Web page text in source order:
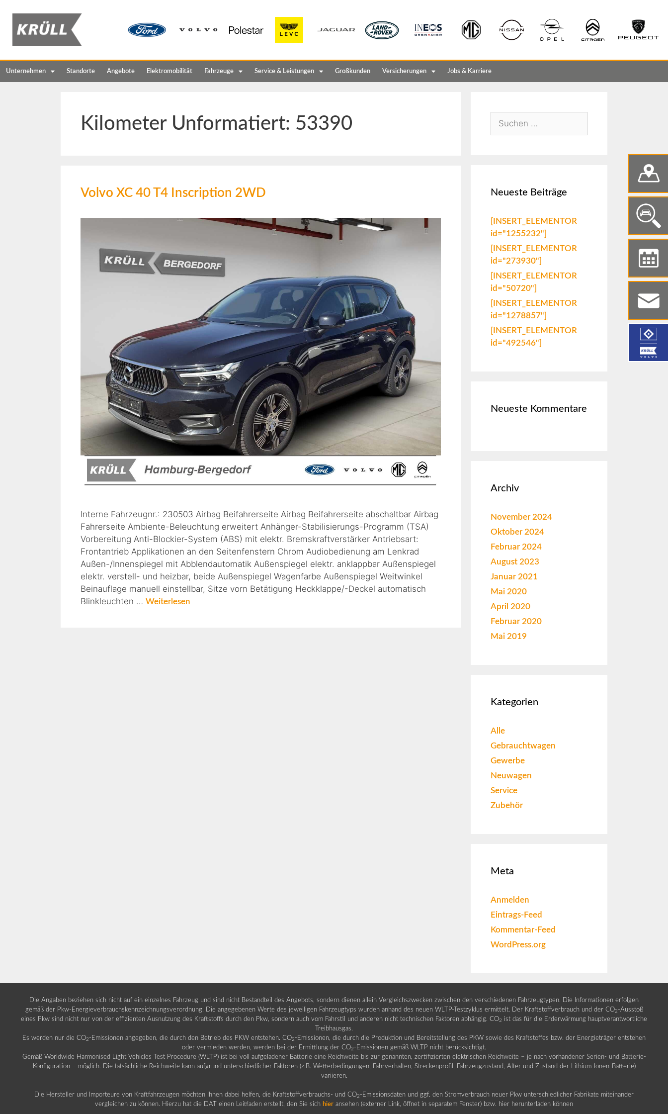
Unternehmen Standorte Angebote Elektromobilität Fahrzeuge Service & Leistungen Großkunden Versicherungen Jobs & Karriere
Kilometer Unformatiert: 53390
Volvo XC 40 T4 Inscription 2WD
Interne Fahrzeugnr.: 230503 Airbag Beifahrerseite Airbag Beifahrerseite abschaltbar Airbag
Fahrerseite Ambiente-Beleuchtung erweitert Anhänger-Stabilisierungs-Programm (TSA)
Vorbereitung Anti-Blockier-System (ABS) mit elektr. Bremskraftverstärker Antriebsart:
Frontantrieb Applikationen an den Seitenfenstern Chrom Audiobedienung am Lenkrad
Außen-/Innenspiegel mit Abblendautomatik Außenspiegel elektr. anklappbar Außenspiegel
elektr. verstell- und heizbar, beide Außenspiegel Wagenfarbe Außenspiegel Weitwinkel
Beinauflage manuell einstellbar, Sitze vorn Betätigung Heckklappe/-Deckel automatisch
Blinkleuchten … Weiterlesen
Neueste Beiträge
[INSERT_ELEMENTOR
id="1255232"]
[INSERT_ELEMENTOR
id="273930"]
[INSERT_ELEMENTOR
id="50720"]
[INSERT_ELEMENTOR
id="1278857"]
[INSERT_ELEMENTOR
id="492546"]
Neueste Kommentare
Archiv
November 2024
Oktober 2024
Februar 2024
August 2023
Januar 2021
Mai 2020
April 2020
Februar 2020
Mai 2019
Kategorien
Alle
Gebrauchtwagen
Gewerbe
Neuwagen
Service
Zubehör
Meta
Anmelden
Eintrags-Feed
Kommentar-Feed
WordPress.org
Die Angaben beziehen sich nicht auf ein einzelnes Fahrzeug und sind nicht Bestandteil des Angebots, sondern dienen allein Vergleichszwecken zwischen den verschiedenen Fahrzeugtypen. Die Informationen erfolgen
gemäß der Pkw-Energieverbrauchskennzeichnungsverordnung. Die angegebenen Werte des jeweiligen Fahrzeugtyps wurden anhand des neuen WLTP-Testzyklus ermittelt. Der Kraftstoffverbrauch und der CO2 -Ausstoß
eines Pkw sind nicht nur von der effizienten Ausnutzung des Kraftstoffs durch den Pkw, sondern auch vom Fahrstil und anderen nicht technischen Faktoren abhängig. CO2 ist das für die Erderwärmung hauptverantwortliche
Treibhausgas.
Es werden nur die CO2 -Emissionen angegeben, die durch den Betrieb des PKW entstehen. CO2 -Emissionen, die durch die Produktion und Bereitstellung des PKW sowie des Kraftstoffes bzw. der Energieträger entstehen
oder vermieden werden, werden bei der Ermittlung der CO2 -Emissionen gemäß WLTP nicht berücksichtigt.
Gemäß Worldwide Harmonised Light Vehicles Test Procedure (WLTP) ist bei voll aufgeladener Batterie eine Reichweite bis zur genannten, zertifizierten elektrischen Reichweite – je nach vorhandener Serien- und Batterie-
Konfiguration – möglich. Die tatsächliche Reichweite kann aufgrund unterschiedlicher Faktoren (z.B. Wetterbedingungen, Fahrverhalten, Streckenprofil, Fahrzeugzustand, Alter und Zustand der Lithium-Ionen-Batterie)
variieren.
Die Hersteller und Importeure von Kraftfahrzeugen möchten Ihnen dabei helfen, die Kraftstoffverbrauchs- und CO2 -Emissionsdaten und ggf. den Stromverbrauch neuer Pkw unterschiedlicher Fabrikate miteinander
vergleichen zu können. Hierzu hat die DAT einen Leitfaden erstellt, den Sie sich hier ansehen (externer Link, öffnet in separatem Fenster) bzw. hier herunterladen können